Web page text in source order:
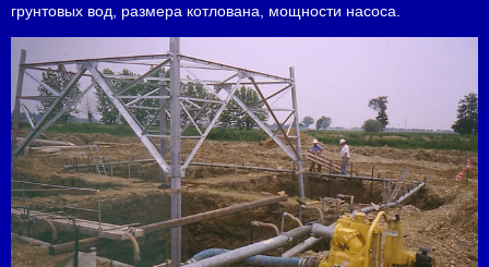
грунтовых вод, размера котлована, мощности насоса.